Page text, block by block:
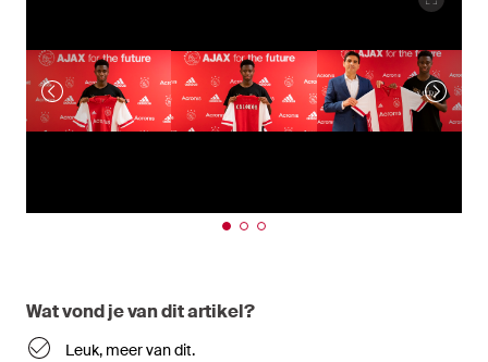
Wat vond je van dit artikel?
Leuk, meer van dit.